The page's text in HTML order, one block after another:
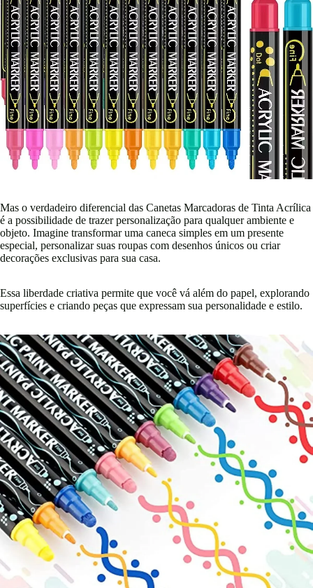
Mas o verdadeiro diferencial das Canetas Marcadoras de Tinta Acrílica
é a possibilidade de trazer personalização para qualquer ambiente e
objeto. Imagine transformar uma caneca simples em um presente
especial, personalizar suas roupas com desenhos únicos ou criar
decorações exclusivas para sua casa.
Essa liberdade criativa permite que você vá além do papel, explorando
superfícies e criando peças que expressam sua personalidade e estilo.